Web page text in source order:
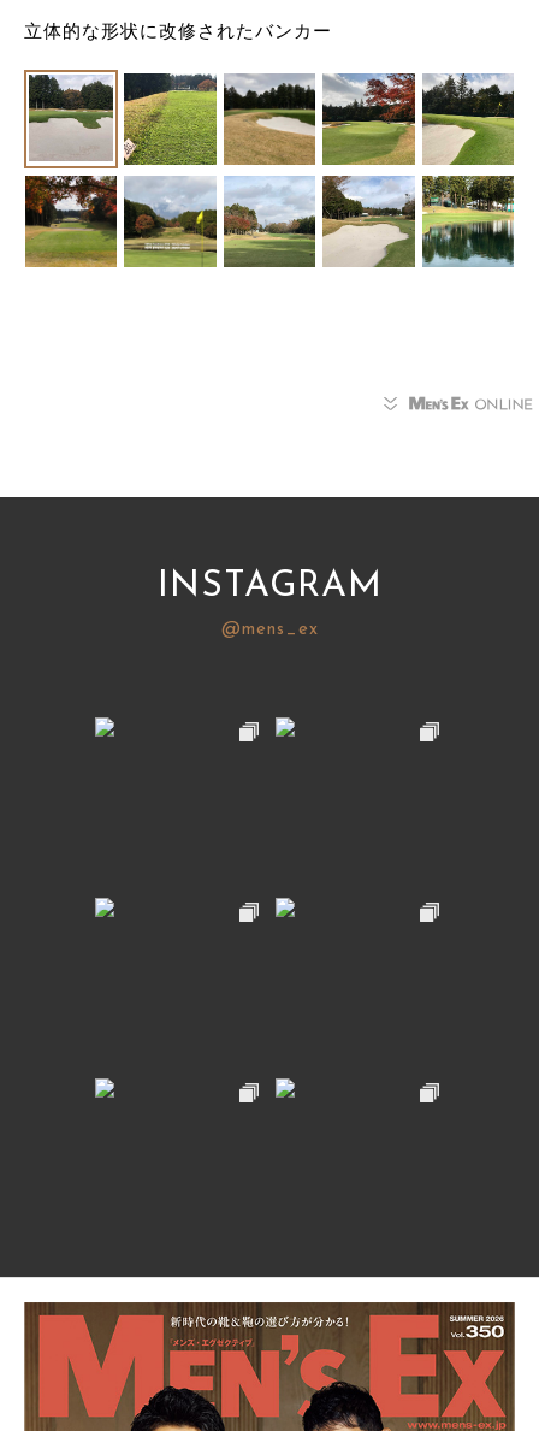
立体的な形状に改修されたバンカー
INSTAGRAM
@mens_ex